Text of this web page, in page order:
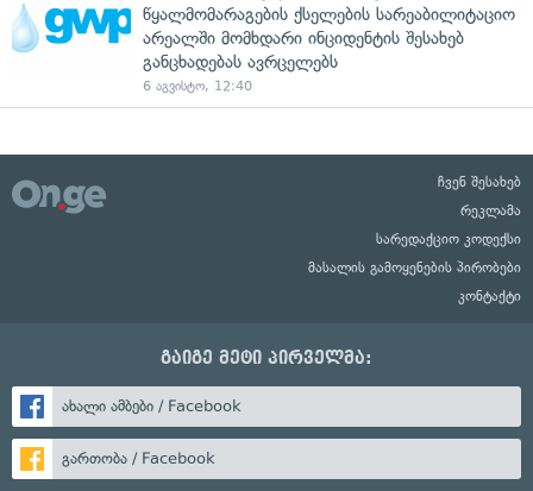
წყალმომარაგების ქსელების სარეაბილიტაციო
არეალში მომხდარი ინციდენტის შესახებ
განცხადებას ავრცელებს
6 აგვისტო, 12:40
ჩვენ შესახებ
რეკლამა
სარედაქციო კოდექსი
მასალის გამოყენების პირობები
კონტაქტი
გაიგე მეტი პირველმა:
ახალი ამბები / Facebook
გართობა / Facebook